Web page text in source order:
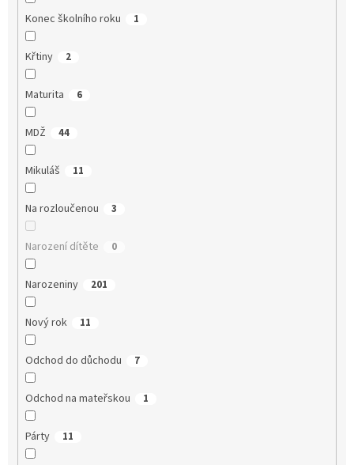
Konec školního roku 1
Křtiny 2
Maturita 6
MDŽ 44
Mikuláš 11
Na rozloučenou 3
Narození dítěte 0
Narozeniny 201
Nový rok 11
Odchod do důchodu 7
Odchod na mateřskou 1
Párty 11